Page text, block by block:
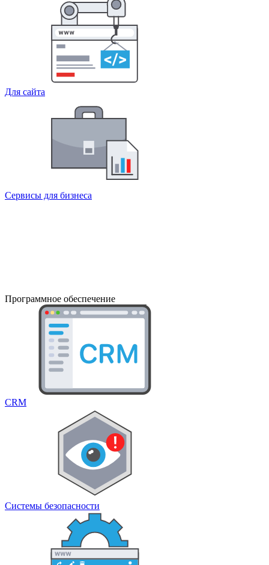
Для сайта
Сервисы для бизнеса
Программное обеспечение
CRM
Системы безопасности